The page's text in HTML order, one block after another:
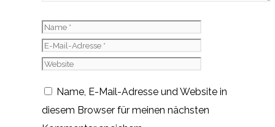
Name
Name, E-Mail-Adresse und Website in
diesem Browser für meinen nächsten